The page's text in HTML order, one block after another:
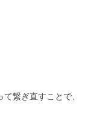
繋ぎ直すことで、